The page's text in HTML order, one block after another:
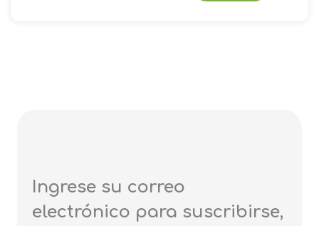
Ingrese su correo
electrónico para suscribirse,